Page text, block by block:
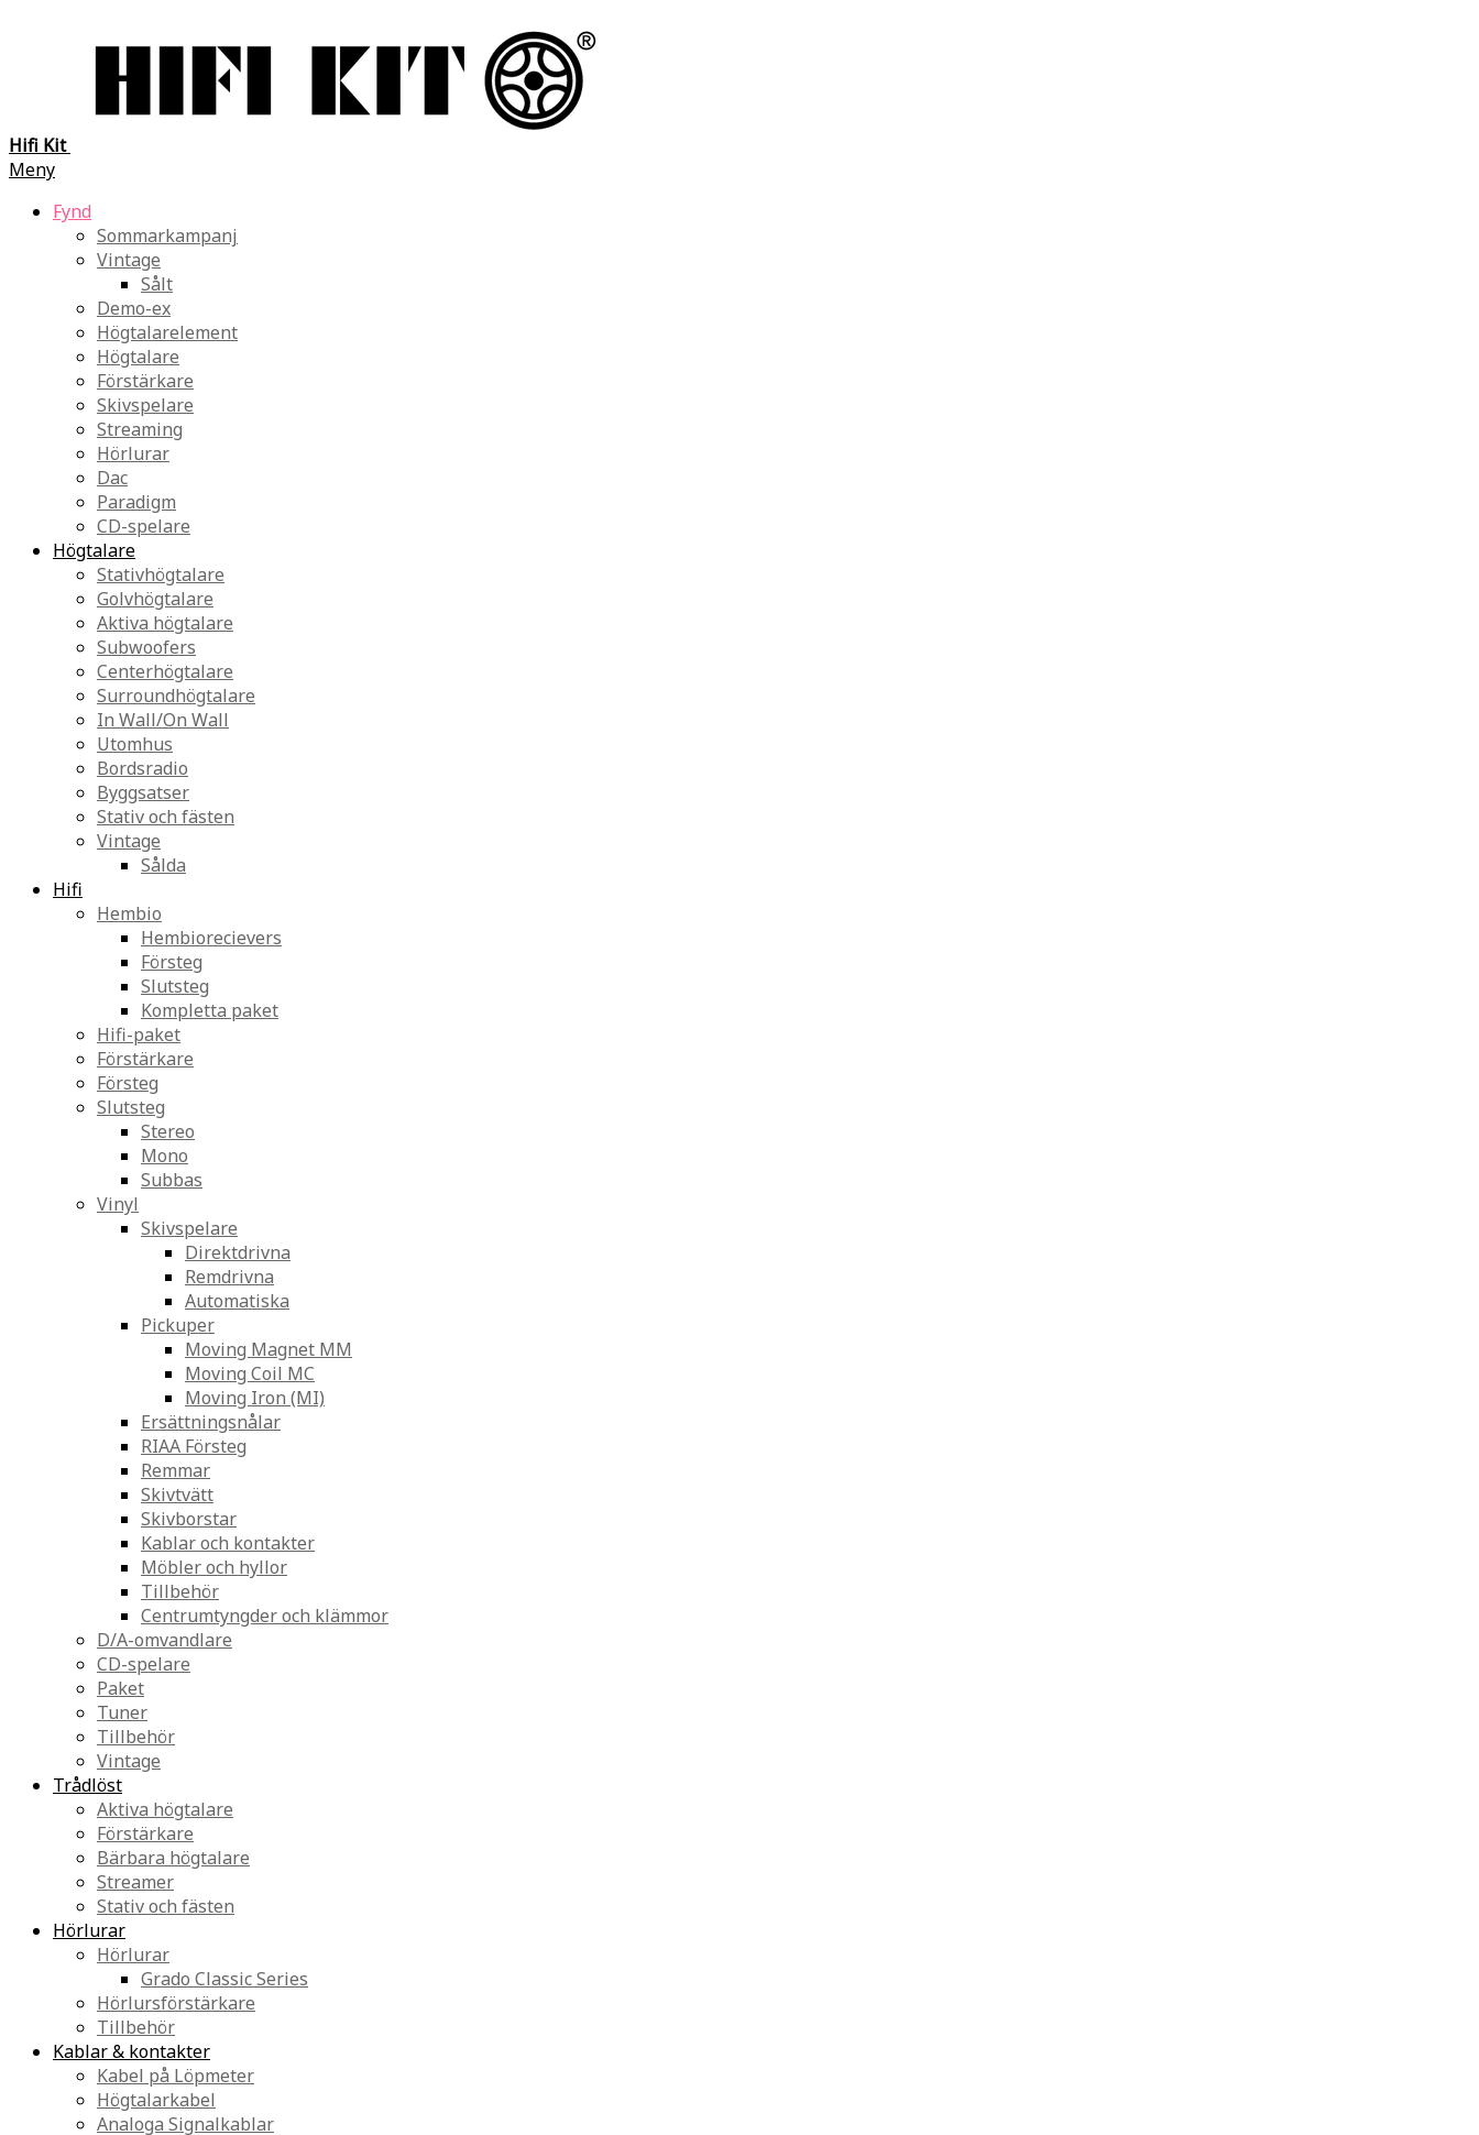
Hifi Kit
Meny
Fynd
Sommarkampanj
Vintage
Sålt
Demo-ex
Högtalarelement
Högtalare
Förstärkare
Skivspelare
Streaming
Hörlurar
Dac
Paradigm
CD-spelare
Högtalare
Stativhögtalare
Golvhögtalare
Aktiva högtalare
Subwoofers
Centerhögtalare
Surroundhögtalare
In Wall/On Wall
Utomhus
Bordsradio
Byggsatser
Stativ och fästen
Vintage
Sålda
Hifi
Hembio
Hembiorecievers
Försteg
Slutsteg
Kompletta paket
Hifi-paket
Förstärkare
Försteg
Slutsteg
Stereo
Mono
Subbas
Vinyl
Skivspelare
Direktdrivna
Remdrivna
Automatiska
Pickuper
Moving Magnet MM
Moving Coil MC
Moving Iron (MI)
Ersättningsnålar
RIAA Försteg
Remmar
Skivtvätt
Skivborstar
Kablar och kontakter
Möbler och hyllor
Tillbehör
Centrumtyngder och klämmor
D/A-omvandlare
CD-spelare
Paket
Tuner
Tillbehör
Vintage
Trådlöst
Aktiva högtalare
Förstärkare
Bärbara högtalare
Streamer
Stativ och fästen
Hörlurar
Hörlurar
Grado Classic Series
Hörlursförstärkare
Tillbehör
Kablar & kontakter
Kabel på Löpmeter
Högtalarkabel
Analoga Signalkablar